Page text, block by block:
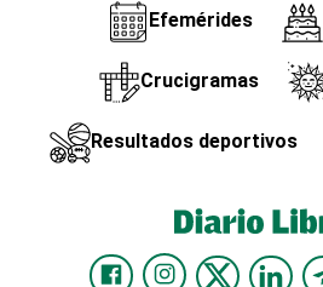
Efemérides
Crucigramas
Resultados deportivos